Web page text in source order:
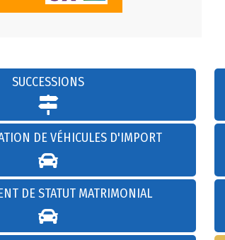
SUCCESSIONS
DE VÉHICULES D'IMPORT
DE STATUT MATRIMONIAL